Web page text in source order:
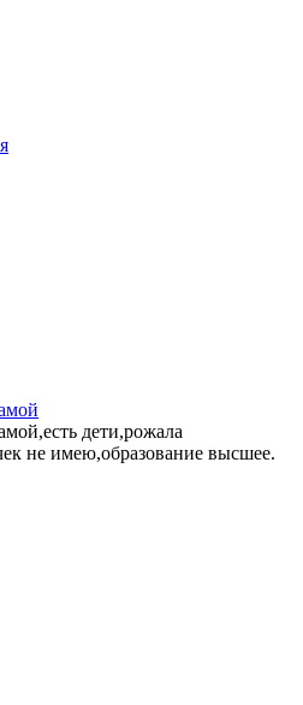
дети,рожала
не имею,образование высшее.